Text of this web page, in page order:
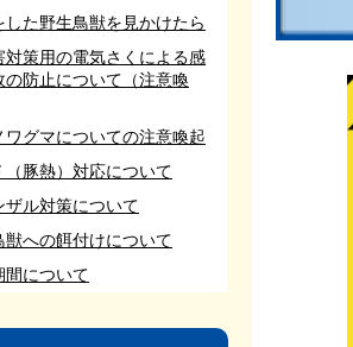
した野生鳥獣を見かけたら
対策用の電気さくによる感
の防止について（注意喚
ワグマについての注意喚起
（豚熱）対応について
ザル対策について
獣への餌付けについて
間について